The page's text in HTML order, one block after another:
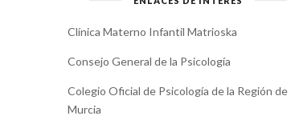
Clínica Materno Infantil Matrioska
Consejo General de la Psicología
Colegio Oficial de Psicología de la Región de
Murcia